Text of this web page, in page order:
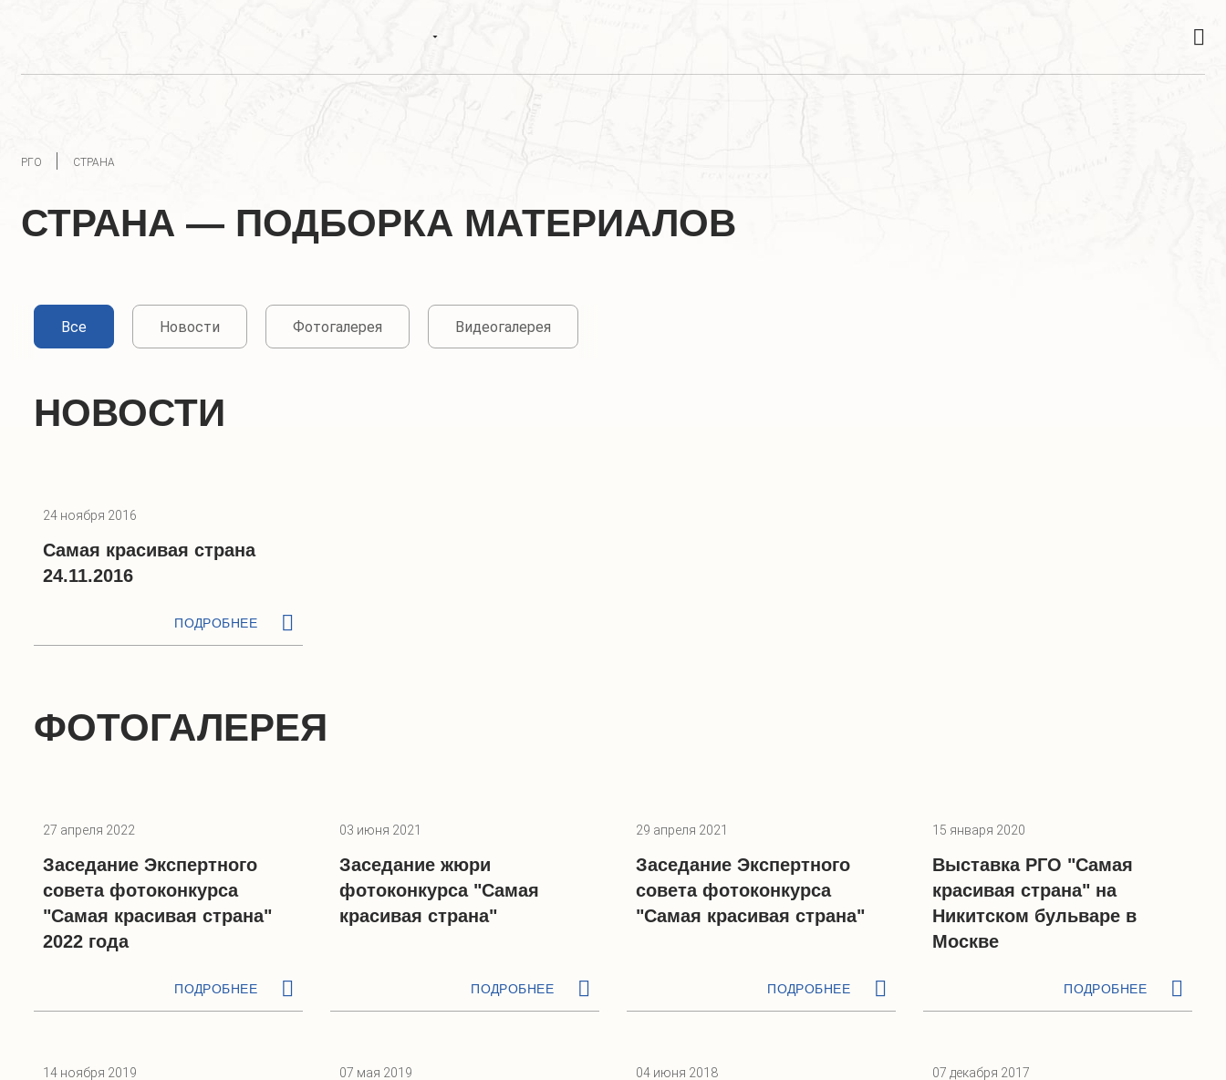
РГО СТРАНА
СТРАНА — ПОДБОРКА МАТЕРИАЛОВ
Все Новости Фотогалерея Видеогалерея
НОВОСТИ
24 ноября 2016
Самая красивая страна
24.11.2016
ПОДРОБНЕЕ
ФОТОГАЛЕРЕЯ
27 апреля 2022
Заседание Экспертного
совета фотоконкурса
"Самая красивая страна"
2022 года
ПОДРОБНЕЕ
03 июня 2021
Заседание жюри
фотоконкурса "Самая
красивая страна"
ПОДРОБНЕЕ
29 апреля 2021
Заседание Экспертного
совета фотоконкурса
"Самая красивая страна"
ПОДРОБНЕЕ
15 января 2020
Выставка РГО "Самая
красивая страна" на
Никитском бульваре в
Москве
ПОДРОБНЕЕ
14 ноября 2019 07 мая 2019 04 июня 2018 07 декабря 2017